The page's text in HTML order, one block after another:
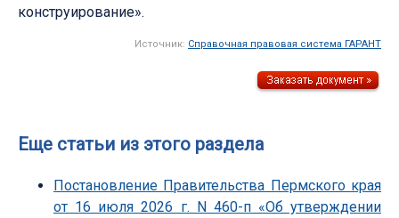
конструирование».
Источник: Справочная правовая система ГАРАНТ
Еще статьи из этого раздела
Постановление Правительства Пермского края
от 16 июля 2026 г. N 460-п «Об утверждении